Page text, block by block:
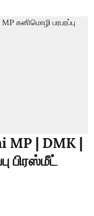
MP | DMK |
பிரஸ்மீட்